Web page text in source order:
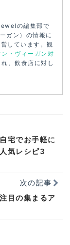
の編集部で
ガン）の情報に
しています。観
ン・ヴィーガン対
、飲食店に対し
宅でお手軽に
気レシピ3
次の記事
目の集まるア